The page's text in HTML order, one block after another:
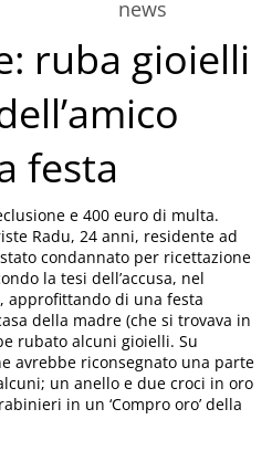
news
ruba gioielli
festa
e 400 euro di multa.
Radu, 24 anni, residente ad
condannato per ricettazione
la tesi dell’accusa, nel
approfittando di una festa
della madre (che si trovava in
rubato alcuni gioielli. Su
avrebbe riconsegnato una parte
un anello e due croci in oro
in un ‘Compro oro’ della